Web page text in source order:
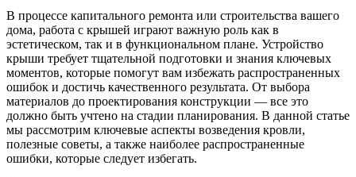
В процессе капитального ремонта или строительства вашего
дома, работа с крышей играют важную роль как в
эстетическом, так и в функциональном плане. Устройство
крыши требует тщательной подготовки и знания ключевых
моментов, которые помогут вам избежать распространенных
ошибок и достичь качественного результата. От выбора
материалов до проектирования конструкции — все это
должно быть учтено на стадии планирования. В данной статье
мы рассмотрим ключевые аспекты возведения кровли,
полезные советы, а также наиболее распространенные
ошибки, которые следует избегать.